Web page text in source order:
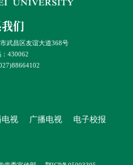
们
武昌区友谊大道368号
430062
电视 广播电视 电子校报